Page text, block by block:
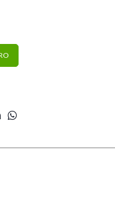
| Morelli cantidad